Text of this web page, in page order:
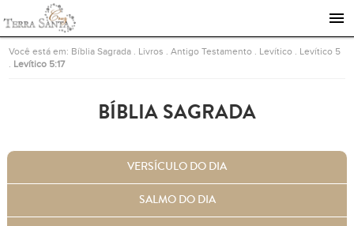
Ir para a página inicial
Você está em: Bíblia Sagrada Livros .Antigo Testamento Levítico
Levítico 5
Levítico 5:17
BÍBLIA SAGRADA
VERSÍCULO DO DIA
SALMO DO DIA